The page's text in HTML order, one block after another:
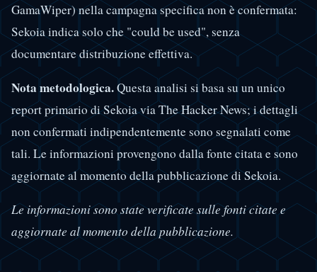
GamaWiper) nella campagna specifica non è confermata:
Sekoia indica solo che "could be used", senza
documentare distribuzione effettiva.
Nota metodologica.Questa analisi si basa su un unico
report primario di Sekoia via The Hacker News; i dettagli
non confermati indipendentemente sono segnalati come
tali. Le informazioni provengono dalla fonte citata e sono
aggiornate al momento della pubblicazione di Sekoia.
Le informazioni sono state verificate sulle fonti citate e
aggiornate al momento della pubblicazione.